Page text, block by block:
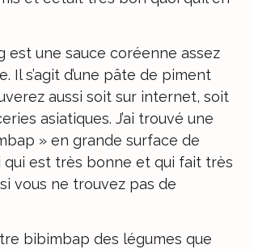
est une sauce coréenne assez
Il s’agit d’une pâte de piment
aussi soit sur internet, soit
asiatiques. J’ai trouvé une
» en grande surface de
qui est très bonne et qui fait très
si vous ne trouvez pas de
bibimbap des légumes que